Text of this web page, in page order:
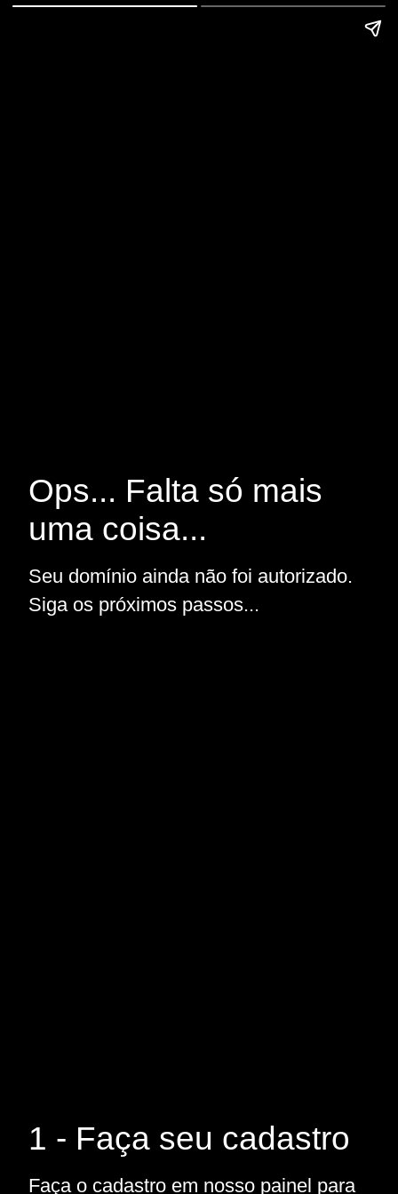
Ops... Falta só mais
uma coisa...
Seu domínio ainda não foi autorizado.
Siga os próximos passos...
1 - Faça seu cadastro
Faça o cadastro em nosso painel para